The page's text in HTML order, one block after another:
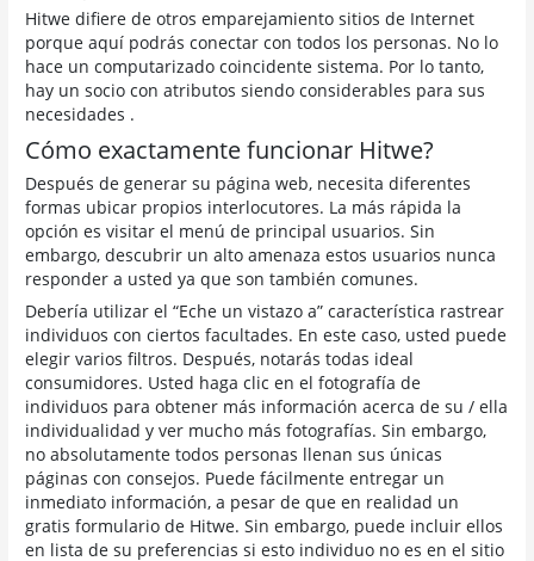
Hitwe difiere de otros emparejamiento sitios de Internet
porque aquí podrás conectar con todos los personas. No lo
hace un computarizado coincidente sistema. Por lo tanto,
hay un socio con atributos siendo considerables para sus
necesidades .
Cómo exactamente funcionar Hitwe?
Después de generar su página web, necesita diferentes
formas ubicar propios interlocutores. La más rápida la
opción es visitar el menú de principal usuarios. Sin
embargo, descubrir un alto amenaza estos usuarios nunca
responder a usted ya que son también comunes.
Debería utilizar el “Eche un vistazo a” característica rastrear
individuos con ciertos facultades. En este caso, usted puede
elegir varios filtros. Después, notarás todas ideal
consumidores. Usted haga clic en el fotografía de
individuos para obtener más información acerca de su / ella
individualidad y ver mucho más fotografías. Sin embargo,
no absolutamente todos personas llenan sus únicas
páginas con consejos. Puede fácilmente entregar un
inmediato información, a pesar de que en realidad un
gratis formulario de Hitwe. Sin embargo, puede incluir ellos
en lista de su preferencias si esto individuo no es en el sitio